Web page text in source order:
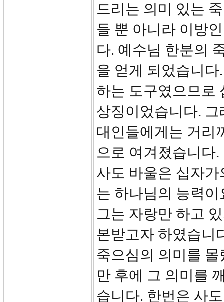
드리는 의미 있는
들 뿐 아니라 이방
다. 예수님 한분의
을 얻게 되었습니
하는 도구였으므로
상징이었습니다.
대인들에게는 거리
으로 여겨졌습니다
사도 바울은 십자
는 하나님의 능력
그는 자랑만 하고
본받고자 하였습니
죽으심의 의미를
만 후에 그 의미를
습니다. 한번은 사